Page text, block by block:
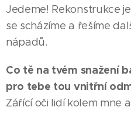
Jedeme! Rekonstrukce
se scházíme a řešíme
nápadů.
Co tě na tvém snažení
pro tebe tou vnitřní
Zářící oči lidí kolem mne